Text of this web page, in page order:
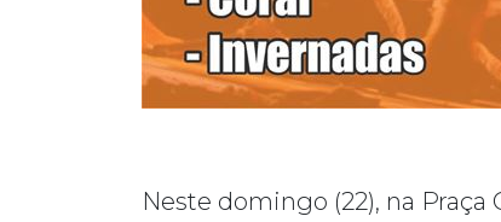
Neste domingo (22), na